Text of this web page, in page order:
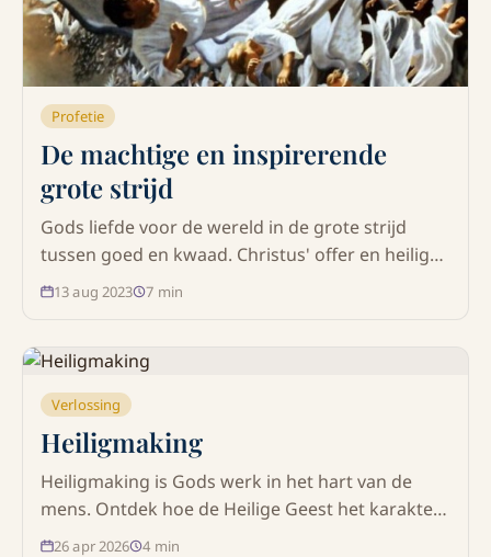
Profetie
De machtige en inspirerende
grote strijd
Gods liefde voor de wereld in de grote strijd
tussen goed en kwaad. Christus' offer en heilige
roeping voor de wereld.
13 aug 2023 7 min
Verlossing
Heiligmaking
Heiligmaking is Gods werk in het hart van de
mens. Ontdek hoe de Heilige Geest het karakter
vernieuwt, overwinning geeft over de zonde en
26 apr 2026 4 min